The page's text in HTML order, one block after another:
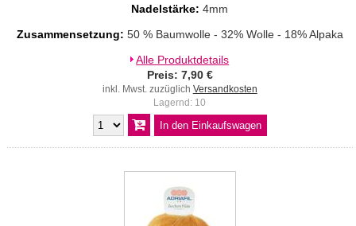
Nadelstärke: 4mm
Zusammensetzung: 50 % Baumwolle - 32% Wolle - 18% Alpaka
Alle Produktdetails
Preis: 7,90 €
inkl. Mwst. zuzüglich Versandkosten
Lagernd: 10